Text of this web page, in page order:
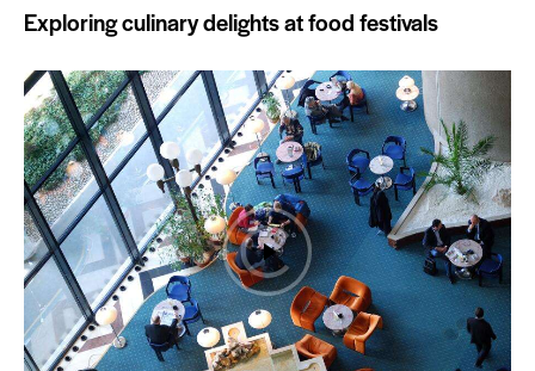
Exploring culinary delights at food festivals